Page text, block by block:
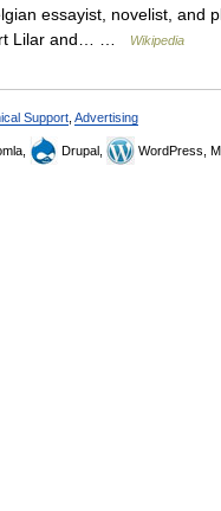
essayist, novelist, and
Lilar and… …
Wikipedia
Support Advertising
Drupal, WordPress,